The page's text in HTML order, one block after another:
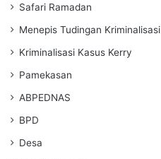
Safari Ramadan
Menepis Tudingan Kriminalisasi
Kriminalisasi Kasus Kerry
Pamekasan
ABPEDNAS
BPD
Desa